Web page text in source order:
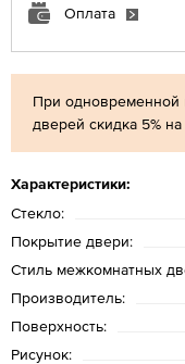
При одновременной
дверей скидка 5% на
Характеристики:
Стекло:
Покрытие двери:
Стиль межкомнатных
Производитель:
Поверхность:
Рисунок:
Оплата